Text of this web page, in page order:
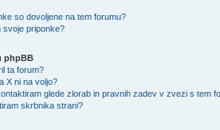
so dovoljene na tem forumu?
svoje priponke?
phpBB
ta forum?
X ni na voljo?
glede zlorab in pravnih zadev v zvezi s tem
skrbnika strani?